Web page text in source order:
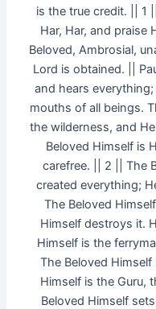
is the true credit. || 1
Har, Har, and praise
Beloved, Ambrosial,
Lord is obtained. ||
and hears
mouths of all beings.
the wilderness, and
Beloved Himself is
carefree. || 2 || The
created everything;
The Beloved
Himself destroys it.
Himself is the
The Beloved
Himself is the Guru,
Beloved Himself